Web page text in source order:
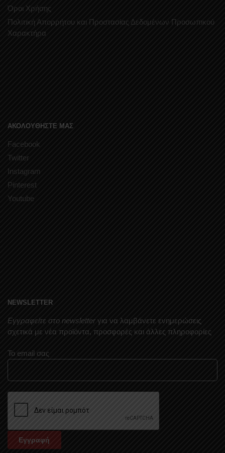
Όροι Χρήσης
Πολιτική Απορρήτου και Προστασίας Δεδομένων Προσωπικού
Χαρακτήρα
ΑΚΟΛΟΥΘΗΣΤΕ ΜΑΣ
Facebook
Twitter
Instagram
Pinterest
Youtube
NEWSLETTER
Εγγραφείτε στο newsletter για να λαμβάνετε ενημερώσεις
σχετικά με νέα προϊόντα, προσφορές και άλλες πληροφορίες
Το email σας